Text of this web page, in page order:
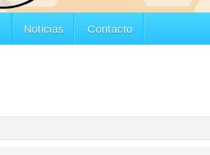
Noticias Contacto